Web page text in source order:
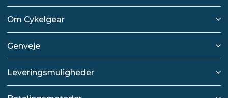
Om Cykelgear
Genveje
Leveringsmuligheder